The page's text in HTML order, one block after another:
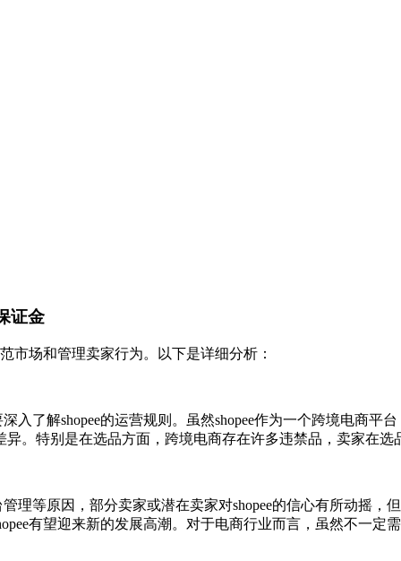
证金
市场和管理卖家行为。以下是详细分析：
入了解shopee的运营规则。虽然shopee作为一个跨境电商
。特别是在选品方面，跨境电商存在许多违禁品，卖家在选
理等原因，部分卖家或潜在卖家对shopee的信心有所动摇
有望迎来新的发展高潮。对于电商行业而言，虽然不一